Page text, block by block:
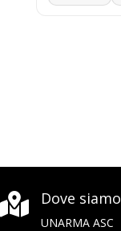
 Dove siamo
UNARMA ASC